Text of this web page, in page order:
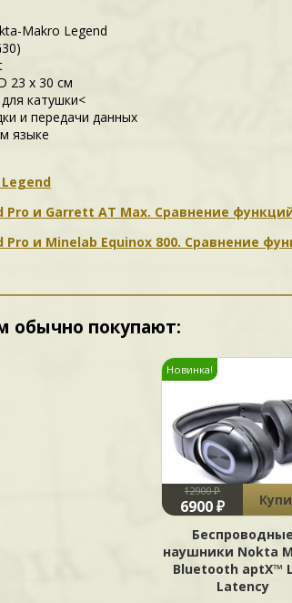
Makro Legend
23 x 30 см
катушки<
и передачи данных
языке
Pro и Garrett AT Max. Сравнение
и Minelab Equinox 800. Сравнение
обычно покупают:
Новинка!
12900 ₽
6900 ₽
Беспроводные
наушники Nokta
Bluetooth aptX™
Latency